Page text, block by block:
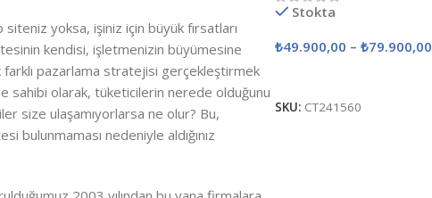
yoksa, işiniz için büyük fırsatları
kendisi, işletmenizin büyümesine
farklı pazarlama stratejisi gerçekleştirmek
sahibi olarak, tüketicilerin nerede olduğunu
size ulaşamıyorlarsa ne olur? Bu,
bulunmaması nedeniyle aldığınız
Stokta
₺49.900,00 – ₺79.900,00
SKU: CT241560